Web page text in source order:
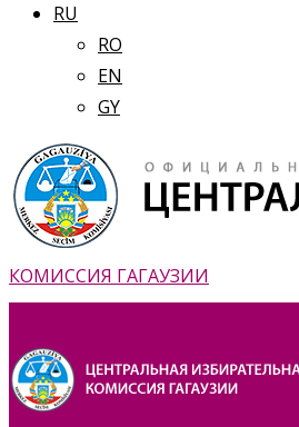
RU
RO
EN
GY
КОМИССИЯ ГАГАУЗИИ